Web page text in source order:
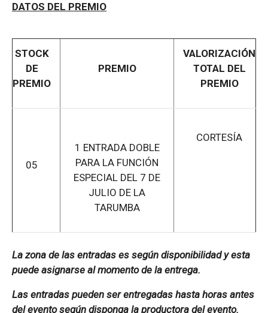
DATOS DEL PREMIO
STOCK
DE
PREMIO
PREMIO
VALORIZACIÓN
TOTAL DEL
PREMIO
05
1 ENTRADA DOBLE
PARA LA FUNCIÓN
ESPECIAL DEL 7 DE
JULIO DE LA
TARUMBA
CORTESÍA
La zona de las entradas es según disponibilidad y esta
puede asignarse al momento de la entrega.
Las entradas pueden ser entregadas hasta horas antes
del evento según disponga la productora del evento.